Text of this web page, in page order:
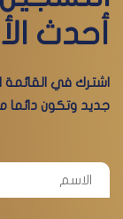
أحدث
اشترك في القائمة
جديد وتكون دائما